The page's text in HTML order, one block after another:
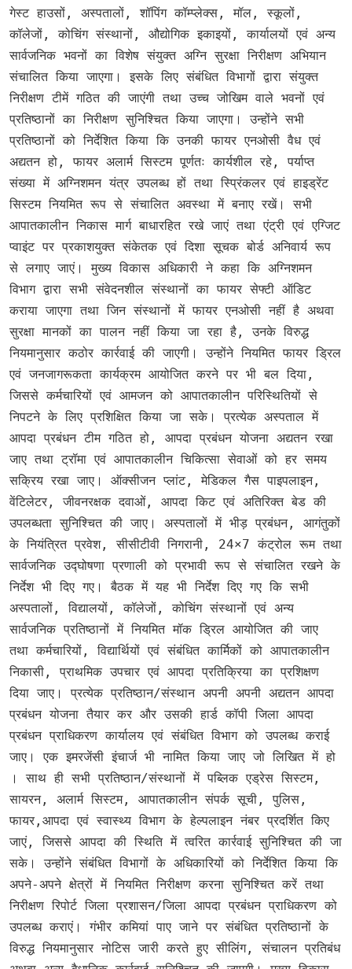
गेस्ट हाउसों, अस्पतालों, शॉपिंग कॉम्प्लेक्स, मॉल, स्कूलों,
कॉलेजों, कोचिंग संस्थानों, औद्योगिक इकाइयों, कार्यालयों एवं अन्य
सार्वजनिक भवनों का विशेष संयुक्त अग्नि सुरक्षा निरीक्षण अभियान
संचालित किया जाएगा। इसके लिए संबंधित विभागों द्वारा संयुक्त
निरीक्षण टीमें गठित की जाएंगी तथा उच्च जोखिम वाले भवनों एवं
प्रतिष्ठानों का निरीक्षण सुनिश्चित किया जाएगा। उन्होंने सभी
प्रतिष्ठानों को निर्देशित किया कि उनकी फायर एनओसी वैध एवं
अद्यतन हो, फायर अलार्म सिस्टम पूर्णतः कार्यशील रहे, पर्याप्त
संख्या में अग्निशमन यंत्र उपलब्ध हों तथा स्प्रिंकलर एवं हाइड्रेंट
सिस्टम नियमित रूप से संचालित अवस्था में बनाए रखें। सभी
आपातकालीन निकास मार्ग बाधारहित रखे जाएं तथा एंट्री एवं एग्जिट
प्वाइंट पर प्रकाशयुक्त संकेतक एवं दिशा सूचक बोर्ड अनिवार्य रूप
से लगाए जाएं। मुख्य विकास अधिकारी ने कहा कि अग्निशमन
विभाग द्वारा सभी संवेदनशील संस्थानों का फायर सेफ्टी ऑडिट
कराया जाएगा तथा जिन संस्थानों में फायर एनओसी नहीं है अथवा
सुरक्षा मानकों का पालन नहीं किया जा रहा है, उनके विरुद्ध
नियमानुसार कठोर कार्रवाई की जाएगी। उन्होंने नियमित फायर ड्रिल
एवं जनजागरूकता कार्यक्रम आयोजित करने पर भी बल दिया,
जिससे कर्मचारियों एवं आमजन को आपातकालीन परिस्थितियों से
निपटने के लिए प्रशिक्षित किया जा सके। प्रत्येक अस्पताल में
आपदा प्रबंधन टीम गठित हो, आपदा प्रबंधन योजना अद्यतन रखा
जाए तथा ट्रॉमा एवं आपातकालीन चिकित्सा सेवाओं को हर समय
सक्रिय रखा जाए। ऑक्सीजन प्लांट, मेडिकल गैस पाइपलाइन,
वेंटिलेटर, जीवनरक्षक दवाओं, आपदा किट एवं अतिरिक्त बेड की
उपलब्धता सुनिश्चित की जाए। अस्पतालों में भीड़ प्रबंधन, आगंतुकों
के नियंत्रित प्रवेश, सीसीटीवी निगरानी, 24×7 कंट्रोल रूम तथा
सार्वजनिक उद्घोषणा प्रणाली को प्रभावी रूप से संचालित रखने के
निर्देश भी दिए गए। बैठक में यह भी निर्देश दिए गए कि सभी
अस्पतालों, विद्यालयों, कॉलेजों, कोचिंग संस्थानों एवं अन्य
सार्वजनिक प्रतिष्ठानों में नियमित मॉक ड्रिल आयोजित की जाए
तथा कर्मचारियों, विद्यार्थियों एवं संबंधित कार्मिकों को आपातकालीन
निकासी, प्राथमिक उपचार एवं आपदा प्रतिक्रिया का प्रशिक्षण
दिया जाए। प्रत्येक प्रतिष्ठान/संस्थान अपनी अपनी अद्यतन आपदा
प्रबंधन योजना तैयार कर और उसकी हार्ड कॉपी जिला आपदा
प्रबंधन प्राधिकरण कार्यालय एवं संबंधित विभाग को उपलब्ध कराई
जाए। एक इमरजेंसी इंचार्ज भी नामित किया जाए जो लिखित में हो
। साथ ही सभी प्रतिष्ठान/संस्थानों में पब्लिक एड्रेस सिस्टम,
सायरन, अलार्म सिस्टम, आपातकालीन संपर्क सूची, पुलिस,
फायर,आपदा एवं स्वास्थ्य विभाग के हेल्पलाइन नंबर प्रदर्शित किए
जाएं, जिससे आपदा की स्थिति में त्वरित कार्रवाई सुनिश्चित की जा
सके। उन्होंने संबंधित विभागों के अधिकारियों को निर्देशित किया कि
अपने-अपने क्षेत्रों में नियमित निरीक्षण करना सुनिश्चित करें तथा
निरीक्षण रिपोर्ट जिला प्रशासन/जिला आपदा प्रबंधन प्राधिकरण को
उपलब्ध कराएं। गंभीर कमियां पाए जाने पर संबंधित प्रतिष्ठानों के
विरुद्ध नियमानुसार नोटिस जारी करते हुए सीलिंग, संचालन प्रतिबंध